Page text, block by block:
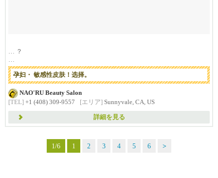
… ？
我们的染发剂是根据天然谷物和专利中草药提取物研制而成的。
・合成香料被减...
孕妇・ 敏感性皮肤！选择。
NAO'RU Beauty Salon
[TEL] +1 (408) 309-9557 [エリア] Sunnyvale, CA, US
詳細を見る
1/6 1 2 3 4 5 6 >